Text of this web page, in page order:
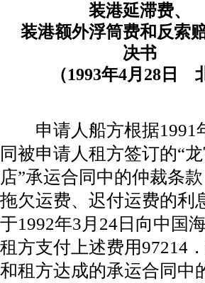
装港延滞费、
装港额外浮筒费和反索
决书
（1993年4月28日
申请人船方根据1991
同被申请人租方签订的“
店”承运合同中的仲裁条
拖欠运费、迟付运费的利
于1992年3月24日向中国
租方支付上述费用97214
和租方达成的承运合同中